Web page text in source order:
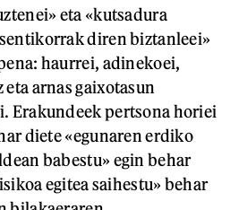
eta «kutsadura
diren biztanleei»
haurrei, adinekoei,
arnas gaixotasun
Erakundeek pertsona horiei
diete «egunaren erdiko
babestu» egin behar
egitea saihestu» behar